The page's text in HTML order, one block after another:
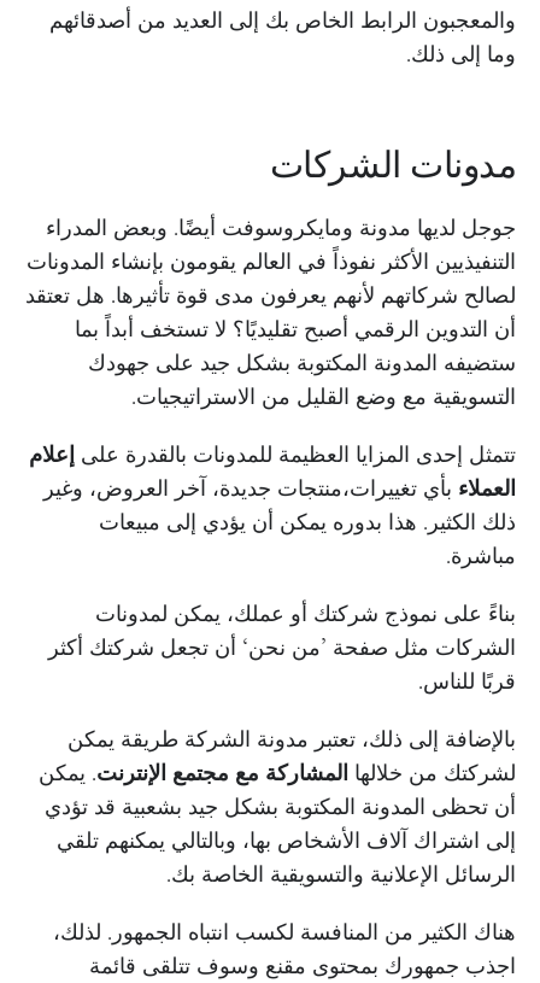
والمعجبون الرابط الخاص بك إلى العديد من أصدقائهم
وما إلى ذلك.
مدونات الشركات
جوجل لديها مدونة ومايكروسوفت أيضًا. وبعض المدراء
التنفيذيين الأكثر نفوذاً في العالم يقومون بإنشاء المدونات
لصالح شركاتهم لأنهم يعرفون مدى قوة تأثيرها. هل تعتقد
أن التدوين الرقمي أصبح تقليديًا؟ لا تستخف أبداً بما
ستضيفه المدونة المكتوبة بشكل جيد على جهودك
التسويقية مع وضع القليل من الاستراتيجيات.
تتمثل إحدى المزايا العظيمة للمدونات بالقدرة على إعلام
العملاء بأي تغييرات،منتجات جديدة، آخر العروض، وغير
ذلك الكثير. هذا بدوره يمكن أن يؤدي إلى مبيعات
مباشرة.
بناءً على نموذج شركتك أو عملك، يمكن لمدونات
الشركات مثل صفحة ’من نحن‘ أن تجعل شركتك أكثر
قربًا للناس.
بالإضافة إلى ذلك، تعتبر مدونة الشركة طريقة يمكن
لشركتك من خلالها المشاركة مع مجتمع الإنترنت. يمكن
أن تحظى المدونة المكتوبة بشكل جيد بشعبية قد تؤدي
إلى اشتراك آلاف الأشخاص بها، وبالتالي يمكنهم تلقي
الرسائل الإعلانية والتسويقية الخاصة بك.
هناك الكثير من المنافسة لكسب انتباه الجمهور. لذلك،
اجذب جمهورك بمحتوى مقنع وسوف تتلقى قائمة